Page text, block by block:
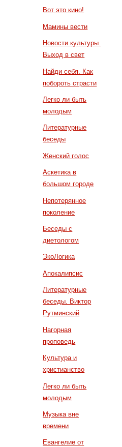
Вот это кино!
Мамины вести
Новости культуры.
Выход в свет
Найди себя. Как
побороть страсти
Легко ли быть
молодым
Литературные
беседы
Женский голос
Аскетика в
большом городе
Непотерянное
поколение
Беседы с
диетологом
ЭкоЛогика
Апокалипсис
Литературные
беседы. Виктор
Рутминский
Нагорная
проповедь
Культура и
христианство
Легко ли быть
молодым
Музыка вне
времени
Евангелие от